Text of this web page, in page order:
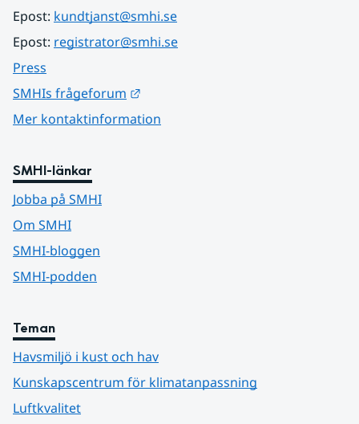
Epost: kundtjanst@smhi.se
Epost: registrator@smhi.se
Press
SMHIs frågeforum
Mer kontaktinformation
SMHI-länkar
Jobba på SMHI
Om SMHI
SMHI-bloggen
SMHI-podden
Teman
Havsmiljö i kust och hav
Kunskapscentrum för klimatanpassning
Luftkvalitet